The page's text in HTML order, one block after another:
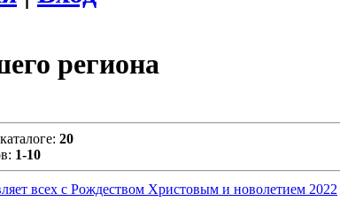
региона
: 20
: 1-10
всех с Рождеством Христовым и новолетием 2022